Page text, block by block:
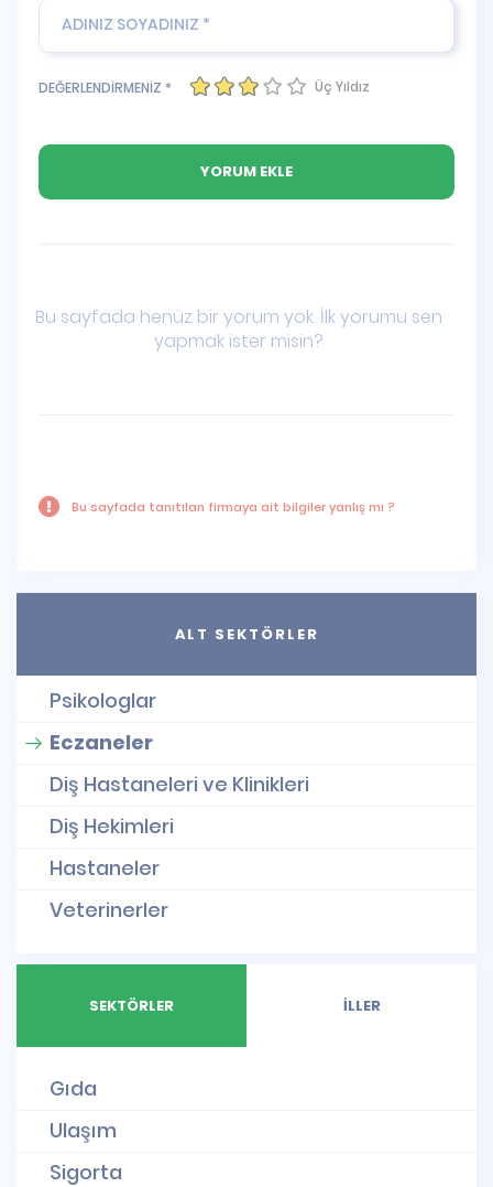
DEĞERLENDİRMENİZ * Üç Yıldız
Bu sayfada henüz bir yorum yok. İlk yorumu sen
yapmak ister misin?
Bu sayfada tanıtılan firmaya ait bilgiler yanlış mı ?
ALT SEKTÖRLER
Psikologlar
Eczaneler
Diş Hastaneleri ve Klinikleri
Diş Hekimleri
Hastaneler
Veterinerler
SEKTÖRLER İLLER
Gıda
Ulaşım
Sigorta